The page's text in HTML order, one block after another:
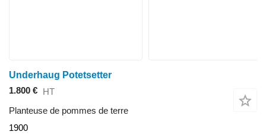
Underhaug Potetsetter
1.800 € HT
Planteuse de pommes de terre
1900